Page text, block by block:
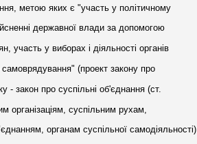
метою яких є "участь у політичному
державної влади за допомогою
участь у виборах і діяльності органів
(проект закону про
- закон про суспільні об'єднання (ст.
організаціям, суспільним рухам,
органам суспільної самодіяльності)